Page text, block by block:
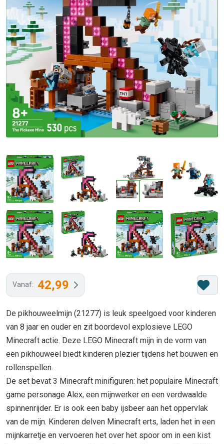
Vanaf: 42,99
De pikhouweelmijn (21277) is leuk speelgoed voor kinderen
van 8 jaar en ouder en zit boordevol explosieve LEGO
Minecraft actie. Deze LEGO Minecraft mijn in de vorm van
een pikhouweel biedt kinderen plezier tijdens het bouwen en
rollenspellen.
De set bevat 3 Minecraft minifiguren: het populaire Minecraft
game personage Alex, een mijnwerker en een verdwaalde
spinnenrijder. Er is ook een baby ijsbeer aan het oppervlak
van de mijn. Kinderen delven Minecraft erts, laden het in een
mijnkarretje en vervoeren het over het spoor om in een kist